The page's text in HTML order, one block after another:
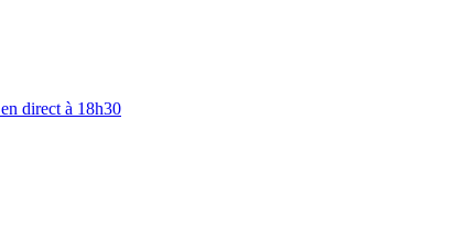
direct à 18h30